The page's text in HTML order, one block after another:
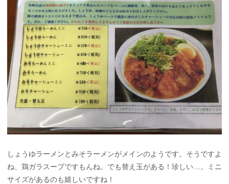
しょうゆラーメンとみそラーメンがメインのようです。そうですよ
ね、鶏ガラスープですもんね。でも替え玉がある！珍しい…。ミニ
サイズがあるのも嬉しいですね！